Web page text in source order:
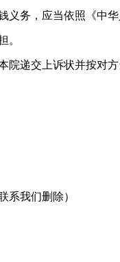
义务，应当依照《中
。
递交上诉状并按对
系我们删除）